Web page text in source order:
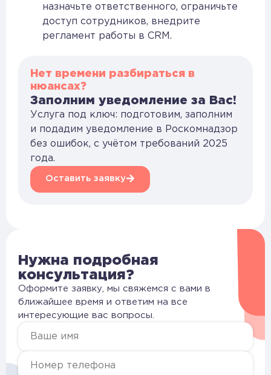
назначьте ответственного, ограничьте
доступ сотрудников, внедрите
регламент работы в CRM.
Нет времени разбираться в
нюансах?
Заполним уведомление за Вас!
Услуга под ключ: подготовим, заполним
и подадим уведомление в Роскомнадзор
без ошибок, с учётом требований 2025
года.
Оставить заявку
Нужна подробная
консультация?
Оформите заявку, мы свяжемся с вами в
ближайшее время и ответим на все
интересующие вас вопросы.